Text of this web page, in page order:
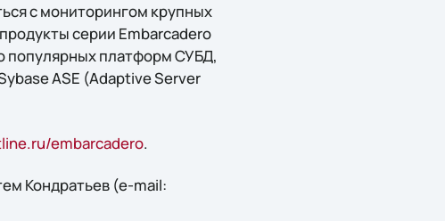
с мониторингом крупных
серии Embarcadero
популярных платформ СУБД,
ASE (Adaptive Server
embarcadero.
Кондратьев (e-mail: